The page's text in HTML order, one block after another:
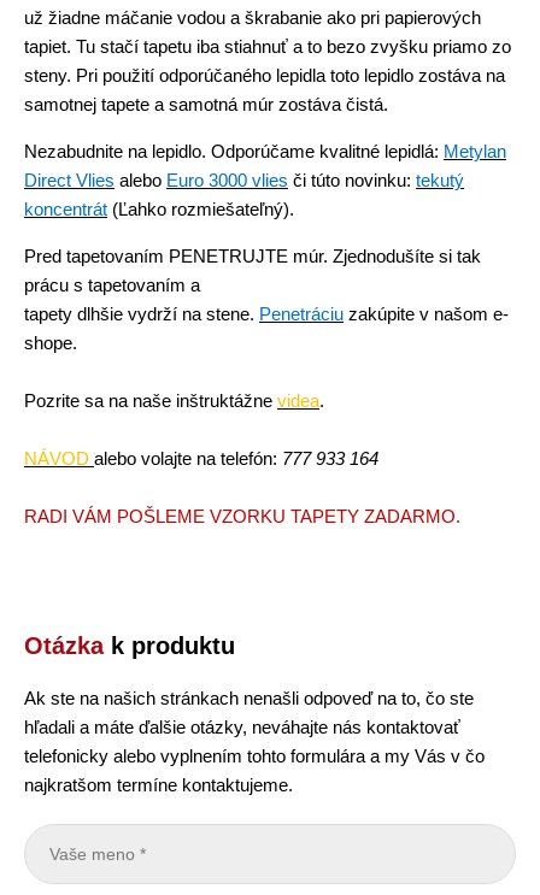
už žiadne máčanie vodou a škrabanie ako pri papierových
tapiet. Tu stačí tapetu iba stiahnuť a to bezo zvyšku priamo zo
steny. Pri použití odporúčaného lepidla toto lepidlo zostáva na
samotnej tapete a samotná múr zostáva čistá.
Nezabudnite na lepidlo. Odporúčame kvalitné lepidlá: Metylan
Direct Vlies alebo Euro 3000 vlies či túto novinku: tekutý
koncentrát (Ľahko rozmiešateľný).
Pred tapetovaním PENETRUJTE múr. Zjednodušíte si tak
prácu s tapetovaním a
tapety dlhšie vydrží na stene. Penetráciu zakúpite v našom e-
shope.
Pozrite sa na naše inštruktážne videa.
NÁVOD alebo volajte na telefón: 777 933 164
RADI VÁM POŠLEME VZORKU TAPETY ZADARMO.
Otázkak produktu
Ak ste na našich stránkach nenašli odpoveď na to, čo ste
hľadali a máte ďalšie otázky, neváhajte nás kontaktovať
telefonicky alebo vyplnením tohto formulára a my Vás v čo
najkratšom termíne kontaktujeme.